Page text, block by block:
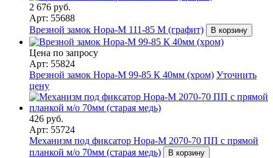
2 676 руб.
Арт: 55688
Врезной замок Нора-М 111-85 М (графит)
В корзину
Цена по запросу
Арт: 55824
Врезной замок Нора-М 99-85 К 40мм (хром) Уточнить
цену
426 руб.
Арт: 55724
Механизм под фиксатор Нора-М 2070-70 ПП с прямой
планкой м/о 70мм (старая медь)
В корзину